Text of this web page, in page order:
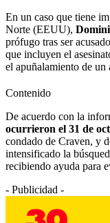
En un caso que tiene
Norte (EEUU),
prófugo tras ser
que incluyen el
el apuñalamiento de un
Contenido
De acuerdo con la
ocurrieron el 31 de
condado de Craven, y
intensificado la
recibiendo ayuda para
- Publicidad -